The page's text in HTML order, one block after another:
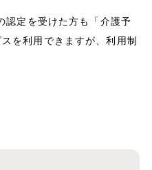
認定を受けた方も「介護予
を利用できますが、利用制